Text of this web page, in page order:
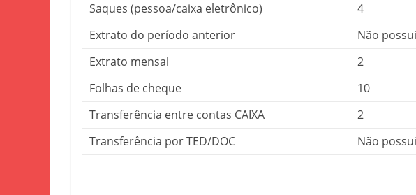
Saques (pessoa/caixa eletrônico)
4
Extrato do período anterior
Não possui
Extrato mensal
2
Folhas de cheque
10
Transferência entre contas CAIXA
2
Transferência por TED/DOC
Não possui